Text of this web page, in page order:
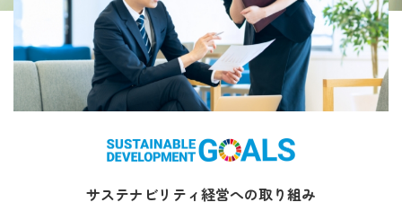
サステナビリティ経営への取り組み